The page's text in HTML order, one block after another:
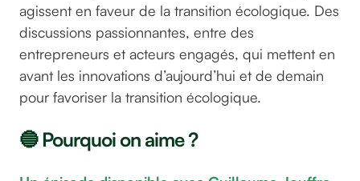
agissent en faveur de la transition écologique. Des
discussions passionnantes, entre des
entrepreneurs et acteurs engagés, qui mettent en
avant les innovations d’aujourd’hui et de demain
pour favoriser la transition écologique.
🔵 Pourquoi on aime ?